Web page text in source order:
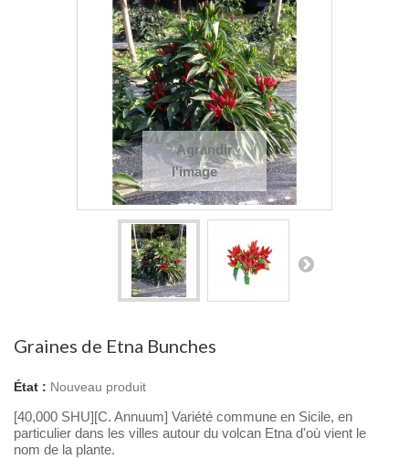
Agrandir
l'image
Graines de Etna Bunches
État : Nouveau produit
[40,000 SHU][C. Annuum] Variété commune en Sicile, en
particulier dans les villes autour du volcan Etna d'où vient le
nom de la plante.